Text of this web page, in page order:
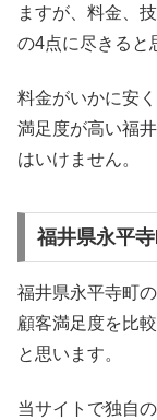
ますが、料金、
の4点に尽きると
料金がいかに安
満足度が高い福
はいけません。
福井県永平
福井県永平寺町
顧客満足度を比
と思います。
当サイトで独自